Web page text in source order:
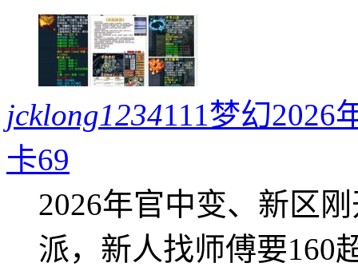
jcklong1234111梦幻2026
卡69
2026年官中变、新区
派，新人找师傅要160